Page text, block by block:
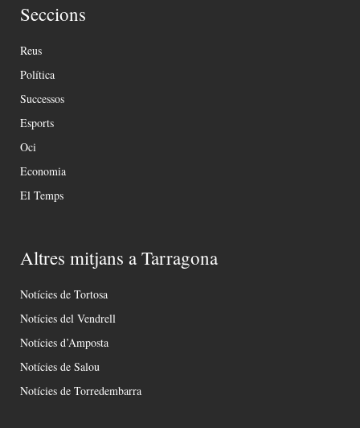
Seccions
Reus
Política
Successos
Esports
Oci
Economia
El Temps
Altres mitjans a Tarragona
Notícies de Tortosa
Notícies del Vendrell
Notícies d’Amposta
Notícies de Salou
Notícies de Torredembarra